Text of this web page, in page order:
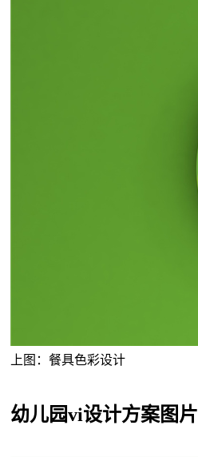
上图：餐具色彩设计
幼儿园vi设计方案图片